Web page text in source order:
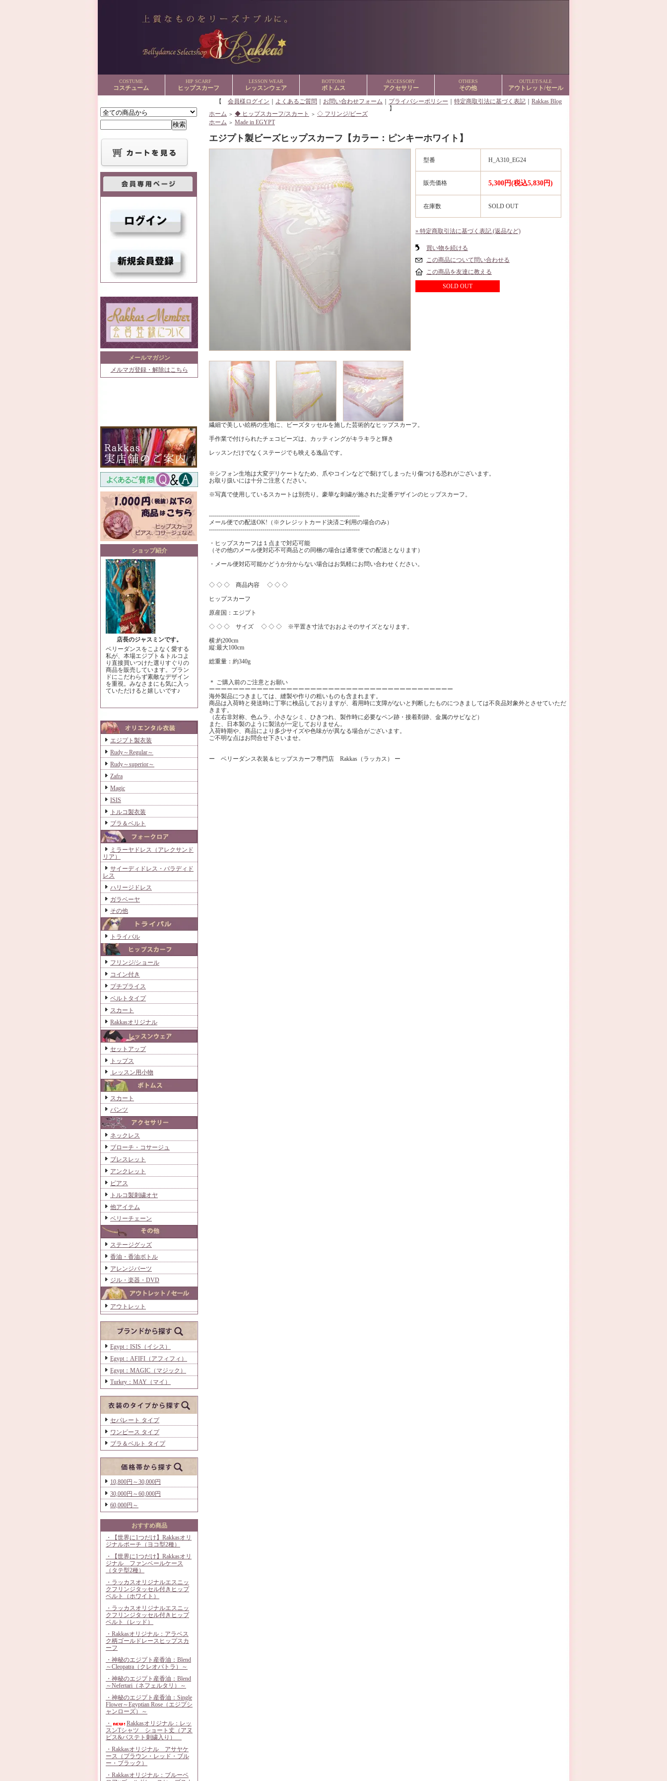
COSTUME
コスチューム
HIP SCARF
ヒップスカーフ
LESSON WEAR
レッスンウェア
BOTTOMS
ボトムス
ACCESSORY
アクセサリー
OTHERS
その他
OUTLET/SALE
アウトレット/セール
メールマガジン
メルマガ登録・解除はこちら
ショップ紹介
店長のジャスミンです。
ベリーダンスをこよなく愛する
私が、本場エジプト＆トルコよ
り直接買いつけた選りすぐりの
商品を販売しています。ブラン
ドにこだわらず素敵なデザイン
を重視。みなさまにも気に入っ
ていただけると嬉しいです♪
エジプト製衣装
Rudy～Regular～
Rudy～superior～
Zafra
Magic
ISIS
トルコ製衣装
ブラ＆ベルト
ミラーヤドレス（アレクサンド
リア）
サイーディドレス・バラディド
レス
ハリージドレス
ガラベーヤ
その他
トライバル
フリンジ/ショール
コイン付き
プチプライス
ベルトタイプ
スカート
Rakkasオリジナル
セットアップ
トップス
レッスン用小物
スカート
パンツ
ネックレス
ブローチ・コサージュ
ブレスレット
アンクレット
ピアス
トルコ製刺繍オヤ
他アイテム
ベリーチェーン
ステージグッズ
香油・香油ボトル
アレンジパーツ
ジル・楽器・DVD
アウトレット
Egypt：ISIS（イシス）
Egypt：AFIFI（アフィフィ）
Egypt：MAGIC（マジック）
Turkey：MAY（マイ）
セパレート タイプ
ワンピース タイプ
ブラ＆ベルト タイプ
10,800円～30,000円
30,000円～60,000円
60,000円～
おすすめ商品
・【世界に1つだけ】Rakkasオリ
ジナルポーチ（ヨコ型2種）
・【世界に1つだけ】Rakkasオリ
ジナル ファンベールケース
（タテ型2種）
・ラッカスオリジナルエスニッ
クフリンジタッセル付きヒップ
ベルト（ホワイト）
・ラッカスオリジナルエスニッ
クフリンジタッセル付きヒップ
ベルト（レッド）
・Rakkasオリジナル：アラベス
ク柄ゴールドレースヒップスカ
ーフ
・神秘のエジプト産香油：Blend
～Cleopatra（クレオパトラ）～
・神秘のエジプト産香油：Blend
～Nefertari（ネフェルタリ）～
・神秘のエジプト産香油：Single
Flower～Egyptian Rose（エジプシ
ャンローズ）～
・
Rakkasオリジナル：レッ
スンTシャツ ショート丈（アヌ
ビス&バステト刺繍入り）
・Rakkasオリジナル アサヤケ
ース（ブラウン・レッド・ブル
ー・ブラック）
・Rakkasオリジナル：ブルーベ
【 会員様ログイン よくあるご質問 お問い合わせフォーム プライバシーポリシー 特定商取引法に基づく表記
Rakkas Blog
】
ホーム ＞ ◆ ヒップスカーフ/スカート ＞ ◇ フリンジ/ビーズ
ホーム ＞ Made in EGYPT
エジプト製ビーズヒップスカーフ【カラー：ピンキーホワイト】
型番 H_A310_EG24
販売価格 5,300円(税込5,830円)
在庫数 SOLD OUT
» 特定商取引法に基づく表記 (返品など)
買い物を続ける
この商品について問い合わせる
この商品を友達に教える
SOLD OUT
繊細で美しい絵柄の生地に、ビーズタッセルを施した芸術的なヒップスカーフ。
手作業で付けられたチェコビーズは、カッティングがキラキラと輝き
レッスンだけでなくステージでも映える逸品です。
※シフォン生地は大変デリケートなため、爪やコインなどで裂けてしまったり傷つける恐れがございます。
お取り扱いには十分ご注意ください。
※写真で使用しているスカートは別売り。豪華な刺繍が施された定番デザインのヒップスカーフ。
----------------------------------------------------------------------------
メール便での配送OK!（※クレジットカード決済ご利用の場合のみ）
----------------------------------------------------------------------------
・ヒップスカーフは１点まで対応可能
（その他のメール便対応不可商品との同梱の場合は通常便での配送となります）
・メール便対応可能かどうか分からない場合はお気軽にお問い合わせください。
◇ ◇ ◇ 商品内容 ◇ ◇ ◇
ヒップスカーフ
原産国：エジプト
◇ ◇ ◇ サイズ ◇ ◇ ◇ ※平置き寸法でおおよそのサイズとなります。
横:約200cm
縦:最大100cm
総重量：約340g
＊ ご購入前のご注意とお願い
ーーーーーーーーーーーーーーーーーーーーーーーーーーーーーーーーーーーーーーーーー
海外製品につきましては、縫製や作りの粗いものも含まれます。
商品は入荷時と発送時に丁寧に検品しておりますが、着用時に支障がないと判断したものにつきましては不良品対象外とさせていただ
きます。
（左右非対称、色ムラ、小さなシミ、ひきつれ、製作時に必要なペン跡・接着剤跡、金属のサビなど）
また、日本製のように製法が一定しておりません。
入荷時期や、商品により多少サイズや色味がが異なる場合がございます。
ご不明な点はお問合せ下さいませ。
ー ベリーダンス衣装＆ヒップスカーフ専門店 Rakkas（ラッカス） ー